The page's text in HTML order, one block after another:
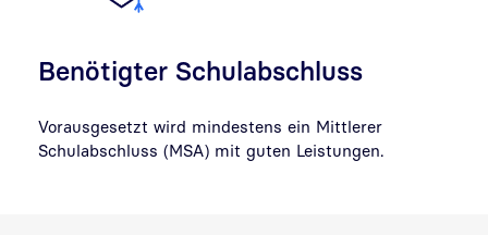
Benötigter Schulabschluss
Vorausgesetzt wird mindestens ein Mittlerer
Schulabschluss (MSA) mit guten Leistungen.